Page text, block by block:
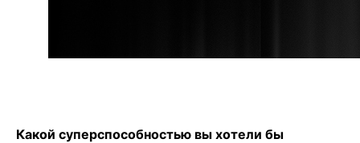
Какой суперспособностью вы хотели бы